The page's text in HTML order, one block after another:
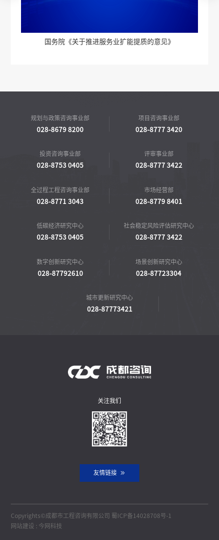
国务院《关于推进服务业扩能提质的意见》
规划与政策咨询事业部
028-8679 8200
项目咨询事业部
028-8777 3420
投资咨询事业部
028-8753 0405
评审事业部
028-8777 3422
全过程工程咨询事业部
028-8771 3043
市场经营部
028-8779 8401
低碳经济研究中心
028-8753 0405
社会稳定风险评估研究中心
028-8777 3422
数字创新研究中心
028-87792610
场景创新研究中心
028-87723304
城市更新研究中心
028-87773421
关注我们
友情链接
Copyrights©成都市工程咨询有限公司 蜀ICP备14028708号-1
网站建设 : 今网科技